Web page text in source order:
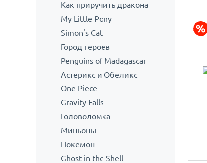
Как приручить дракона
My Little Pony
Simon's Cat
Город героев
Penguins of Madagascar
Астерикс и Обеликс
One Piece
Gravity Falls
Головоломка
Миньоны
Покемон
Ghost in the Shell